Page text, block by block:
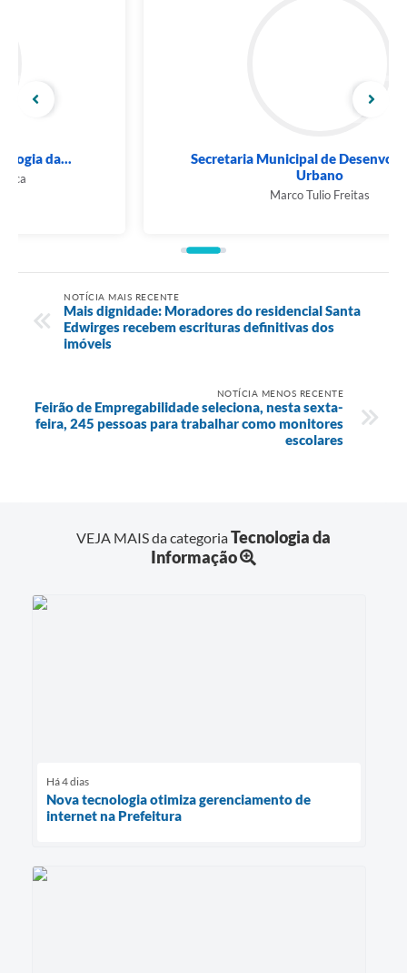
Secretaria Municipal de Desenvolvimento
NOTÍCIA MAIS RECENTE
Mais dignidade: Moradores do residencial Santa
Edwirges recebem escrituras definitivas dos
imóveis
NOTÍCIA MENOS RECENTE
Feirão de Empregabilidade seleciona, nesta sexta-
feira, 245 pessoas para trabalhar como monitores
escolares
VEJA MAIS da categoriaTecnologia da
Informação
Há 4 dias
Nova tecnologia otimiza gerenciamento de
internet na Prefeitura